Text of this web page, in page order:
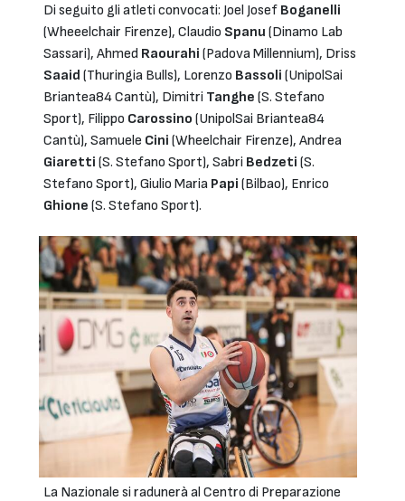
Di seguito gli atleti convocati: Joel Josef Boganelli
(Wheeelchair Firenze), Claudio Spanu (Dinamo Lab
Sassari), Ahmed Raourahi (Padova Millennium), Driss
Saaid (Thuringia Bulls), Lorenzo Bassoli (UnipolSai
Briantea84 Cantù), Dimitri Tanghe (S. Stefano
Sport), Filippo Carossino (UnipolSai Briantea84
Cantù), Samuele Cini (Wheelchair Firenze), Andrea
Giaretti (S. Stefano Sport), Sabri Bedzeti (S.
Stefano Sport), Giulio Maria Papi (Bilbao), Enrico
Ghione (S. Stefano Sport).
La Nazionale si radunerà al Centro di Preparazione